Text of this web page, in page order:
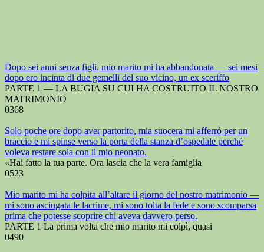
Dopo sei anni senza figli, mio marito mi ha abbandonata — sei mesi
dopo ero incinta di due gemelli del suo vicino, un ex sceriffo
PARTE 1 — LA BUGIA SU CUI HA COSTRUITO IL NOSTRO
MATRIMONIO
0368
Solo poche ore dopo aver partorito, mia suocera mi afferrò per un
braccio e mi spinse verso la porta della stanza d’ospedale perché
voleva restare sola con il mio neonato.
«Hai fatto la tua parte. Ora lascia che la vera famiglia
0523
Mio marito mi ha colpita all’altare il giorno del nostro matrimonio —
mi sono asciugata le lacrime, mi sono tolta la fede e sono scomparsa
prima che potesse scoprire chi aveva davvero perso.
PARTE 1 La prima volta che mio marito mi colpì, quasi
0490